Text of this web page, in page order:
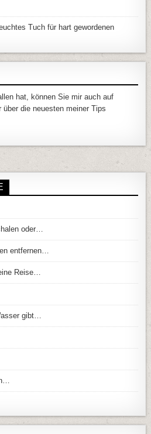
Tuch für hart gewordenen
hat, können Sie mir auch auf
die neuesten meiner Tips
oder…
entfernen…
Reise…
gibt…